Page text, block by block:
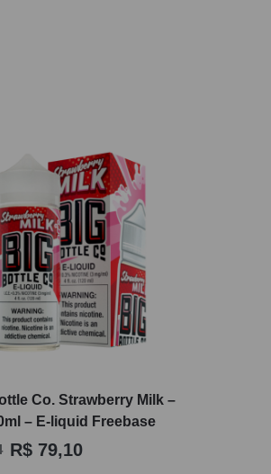
Co. Strawberry Milk –
– E-liquid Freebase
R$ 79,10